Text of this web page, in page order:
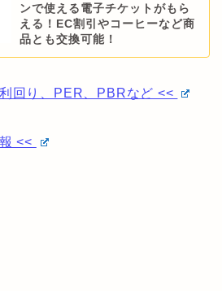
ンで使える電子チケットがもら
える！EC割引やコーヒーなど商
品とも交換可能！
回り、PER、PBRなど <<
<<